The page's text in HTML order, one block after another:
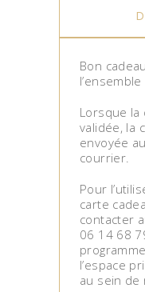
Bon
Lorsque la
validée, la
envoyée
courrier.
Pour
carte
contacter
06 14 68
l’espace
au sein